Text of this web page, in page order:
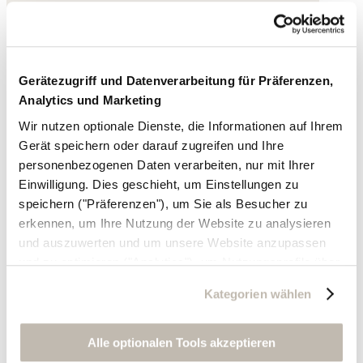
Gerätezugriff und Datenverarbeitung für Präferenzen,
Analytics und Marketing
Wir nutzen optionale Dienste, die Informationen auf Ihrem
Gerät speichern oder darauf zugreifen und Ihre
personenbezogenen Daten verarbeiten, nur mit Ihrer
Einwilligung. Dies geschieht, um Einstellungen zu
speichern ("Präferenzen"), um Sie als Besucher zu
erkennen, um Ihre Nutzung der Website zu analysieren
und auszuwerten und um unsere Website anzupassen
und zu optimieren ("Analytics"), um Nutzungsprofile über
zu erstellen, um personalisierte Werbung auszuliefern,
um Sie auf anderen Websites wiederzuerkennen und um
Sie erneut mit Werbung anzusprechen sowie um unsere
Werbekampagnen auszuwerten ("Marketing").
Kategorien wählen
Alle optionalen Tools akzeptieren